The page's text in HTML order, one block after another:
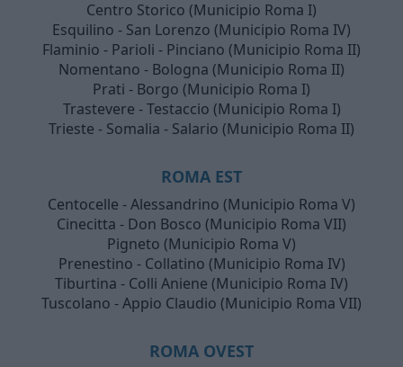
Centro Storico (Municipio Roma I)
Esquilino - San Lorenzo (Municipio Roma IV)
Flaminio - Parioli - Pinciano (Municipio Roma II)
Nomentano - Bologna (Municipio Roma II)
Prati - Borgo (Municipio Roma I)
Trastevere - Testaccio (Municipio Roma I)
Trieste - Somalia - Salario (Municipio Roma II)
ROMA EST
Centocelle - Alessandrino (Municipio Roma V)
Cinecitta - Don Bosco (Municipio Roma VII)
Pigneto (Municipio Roma V)
Prenestino - Collatino (Municipio Roma IV)
Tiburtina - Colli Aniene (Municipio Roma IV)
Tuscolano - Appio Claudio (Municipio Roma VII)
ROMA OVEST